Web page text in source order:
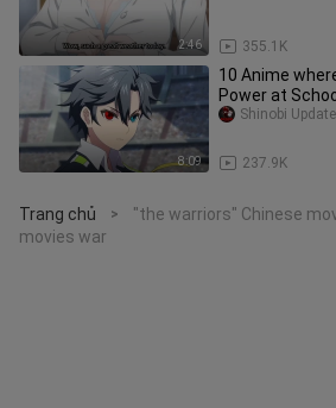
2:46 355.1K
8:09
10 Anime
Power at
237.9K
Shinobi
Trang chủ >
"the warriors" Chinese
movies war